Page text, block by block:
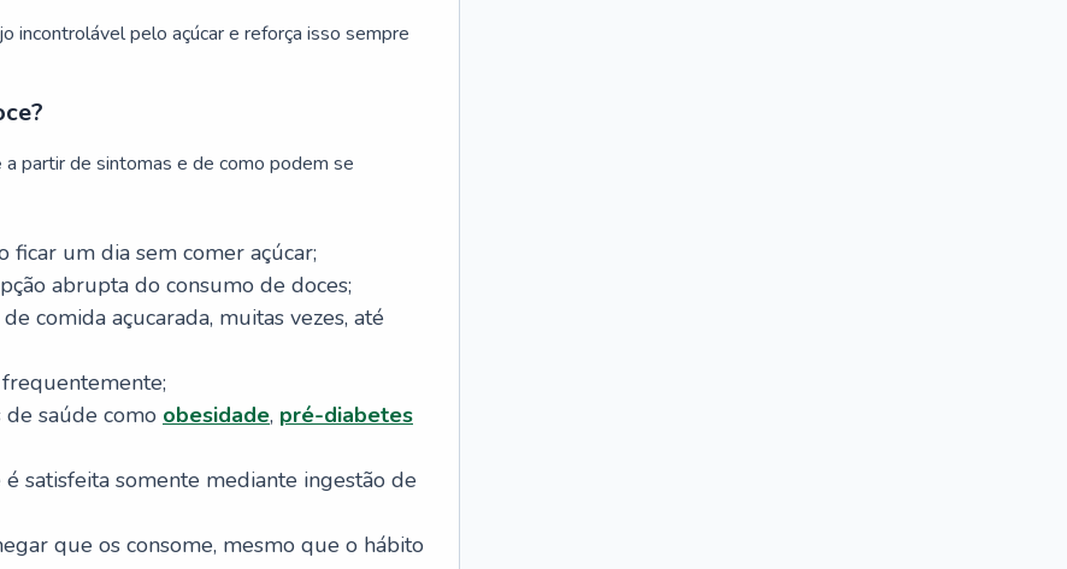
incontrolável pelo açúcar e reforça isso sempre
a partir de sintomas e de como podem se
ficar um dia sem comer açúcar;
abrupta do consumo de doces;
comida açucarada, muitas vezes, até
saúde como obesidade, pré-diabetes
é satisfeita somente mediante ingestão de
que os consome, mesmo que o hábito